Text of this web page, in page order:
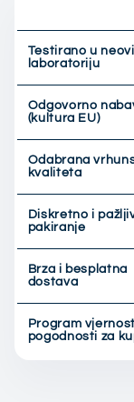
Testirano u
laboratoriju
Odgovorno
(kultura EU)
Odabrana
kvaliteta
Diskretno i
pakiranje
Brza i besplatna
dostava
Program
pogodnosti za